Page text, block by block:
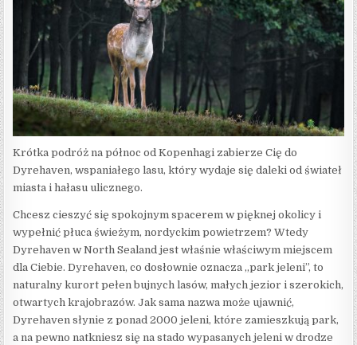
Krótka podróż na północ od Kopenhagi zabierze Cię do
Dyrehaven, wspaniałego lasu, który wydaje się daleki od świateł
miasta i hałasu ulicznego.
Chcesz cieszyć się spokojnym spacerem w pięknej okolicy i
wypełnić płuca świeżym, nordyckim powietrzem? Wtedy
Dyrehaven w North Sealand jest właśnie właściwym miejscem
dla Ciebie. Dyrehaven, co dosłownie oznacza „park jeleni”, to
naturalny kurort pełen bujnych lasów, małych jezior i szerokich,
otwartych krajobrazów. Jak sama nazwa może ujawnić,
Dyrehaven słynie z ponad 2000 jeleni, które zamieszkują park,
a na pewno natkniesz się na stado wypasanych jeleni w drodze